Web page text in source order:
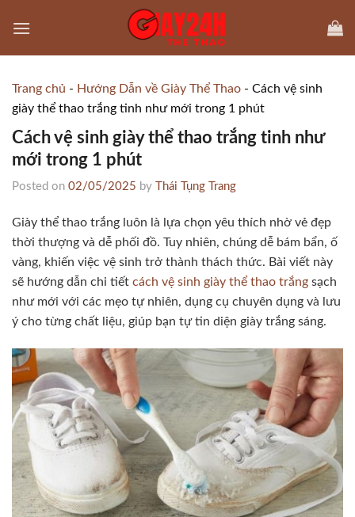
Trang chủ - Hướng Dẫn về Giày Thể Thao - Cách vệ sinh
giày thể thao trắng tinh như mới trong 1 phút
Cách vệ sinh giày thể thao trắng tinh như
mới trong 1 phút
Posted on 02/05/2025 by Thái Tụng Trang
Giày thể thao trắng luôn là lựa chọn yêu thích nhờ vẻ đẹp
thời thượng và dễ phối đồ. Tuy nhiên, chúng dễ bám bẩn, ố
vàng, khiến việc vệ sinh trở thành thách thức. Bài viết này
sẽ hướng dẫn chi tiết cách vệ sinh giày thể thao trắng sạch
như mới với các mẹo tự nhiên, dụng cụ chuyên dụng và lưu
ý cho từng chất liệu, giúp bạn tự tin diện giày trắng sáng.